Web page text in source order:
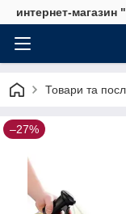
интернет-магазин
Товари та
–27%